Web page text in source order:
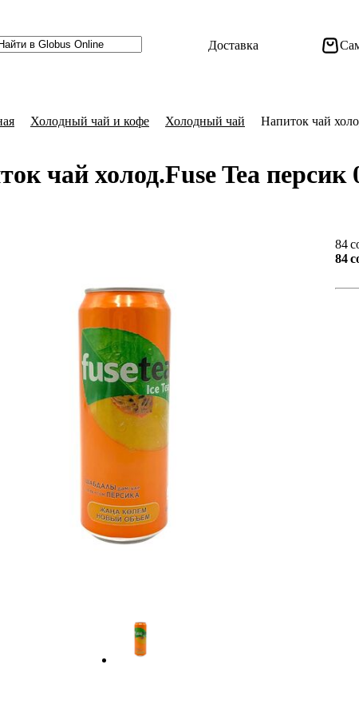
Доставка
Холодный чай и кофе Холодный чай Напиток чай
чай холод.Fuse Tea
84
84